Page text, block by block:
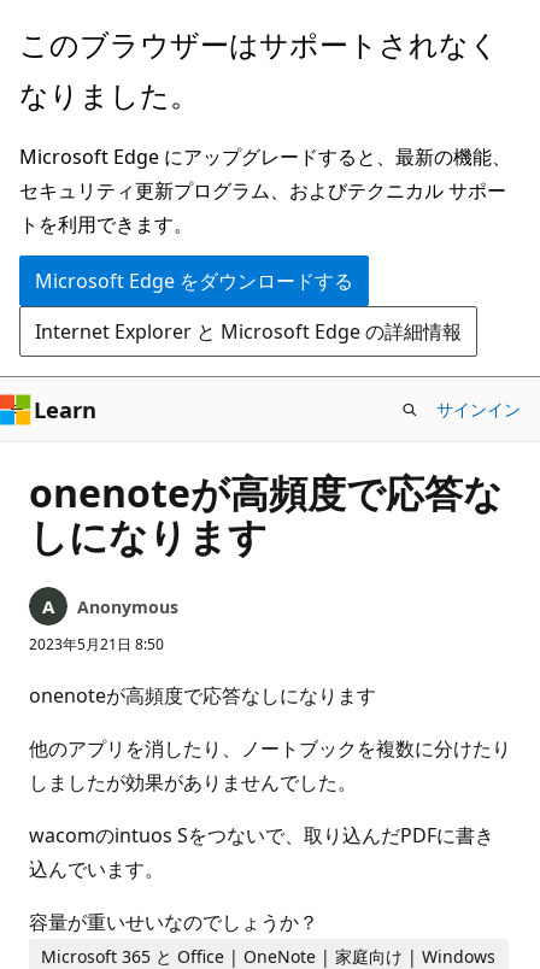
メ
ン
ン
テ
ン
ツ
に
ス
キ
ッ
プ
このブラウザーはサポートされなく
なりました。
Microsoft Edge にアップグレードすると、最新の機能、
セキュリティ更新プログラム、およびテクニカル サポー
トを利用できます。
Microsoft Edge をダウンロードする
Internet Explorer と Microsoft Edge の詳細情報
Learn サインイン
onenoteが高頻度で応答な
しになります
Anonymous
2023年5月21日 8:50
onenoteが高頻度で応答なしになります
他のアプリを消したり、ノートブックを複数に分けたり
しましたが効果がありませんでした。
wacomのintuos Sをつないで、取り込んだPDFに書き
込んでいます。
容量が重いせいなのでしょうか？
Microsoft 365 と Office | OneNote | 家庭向け | Windows